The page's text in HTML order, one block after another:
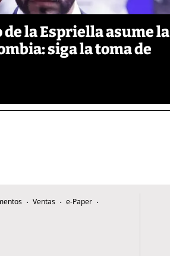
de la Espriella asume la
siga la toma de
Ventas
e-Paper